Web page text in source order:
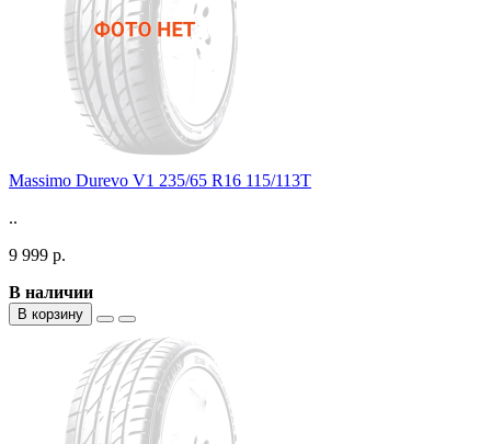
Massimo Durevo V1 235/65 R16 115/113T
..
9 999 р.
В наличии
В корзину